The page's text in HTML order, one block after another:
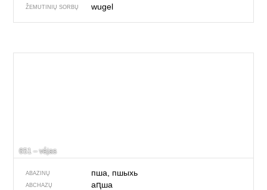
ŽEMUTINIŲ SORBŲ wugel
651 – vė́jas
ABAZINŲ пша, пшыхь
ABCHAZŲ аԥша